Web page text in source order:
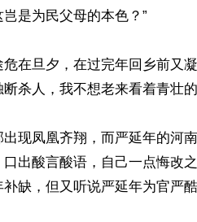
是为民父母的本色？”
在旦夕，在过完年回乡前又
杀人，我不想老来看着青壮
现凤凰齐翔，而严延年的河
出酸言酸语，自己一点悔改
缺，但又听说严延年为官严